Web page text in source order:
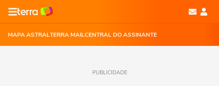
MAPA ASTRALTERRA MAILCENTRAL DO ASSINANTE
PUBLICIDADE